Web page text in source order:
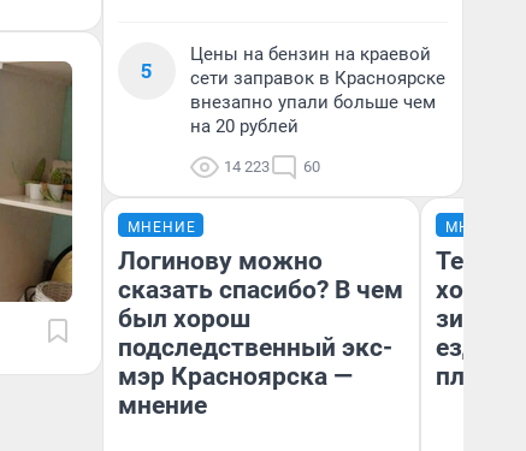
5
Цены на бензин на краевой
сети заправок в Красноярске
внезапно упали больше чем
на 20 рублей
14 223 60
МНЕНИЕ
Логинову можно
сказать спасибо? В чем
был хорош
подследственный экс-
мэр Красноярска —
мнение
МНЕНИЕ
Тепло
зимой.
ездит
плюсы